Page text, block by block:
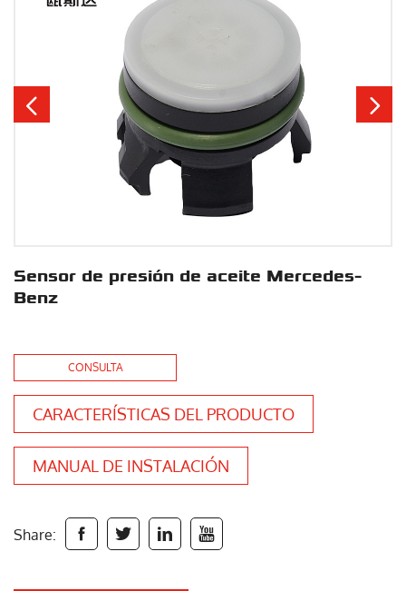
 
Sensor de presión de aceite Mercedes-
Benz
CONSULTA
CARACTERÍSTICAS DEL PRODUCTO
MANUAL DE INSTALACIÓN
Share:    